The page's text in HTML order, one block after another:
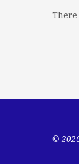
There
©